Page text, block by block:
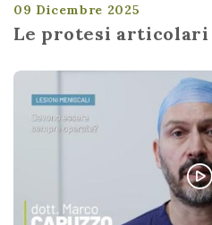
09 Dicembre 2025
Le protesi articolari